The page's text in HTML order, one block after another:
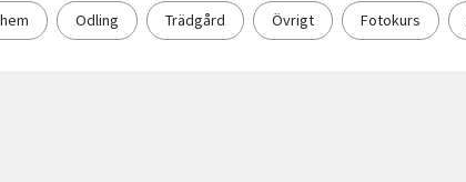
Odling Trädgård Övrigt Fotokurs